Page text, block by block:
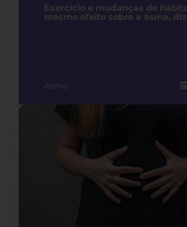
Exercício e mudanças de
mesmo efeito sobre a asma,
Asma